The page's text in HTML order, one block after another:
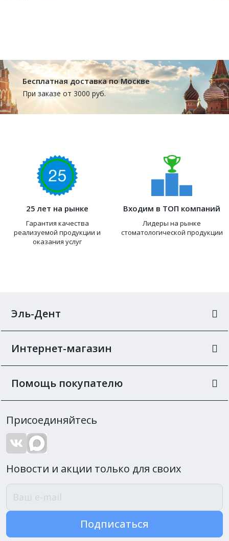
Бесплатная доставка по Москве
При заказе от 3000 руб.
25 лет на рынке
Гарантия качества
реализуемой продукции и
оказания услуг
Входим в ТОП компаний
Лидеры на рынке
стоматологической продукции
Эль-Дент
Интернет-магазин
Помощь покупателю
Присоединяйтесь
Новости и акции только для своих
Подписаться